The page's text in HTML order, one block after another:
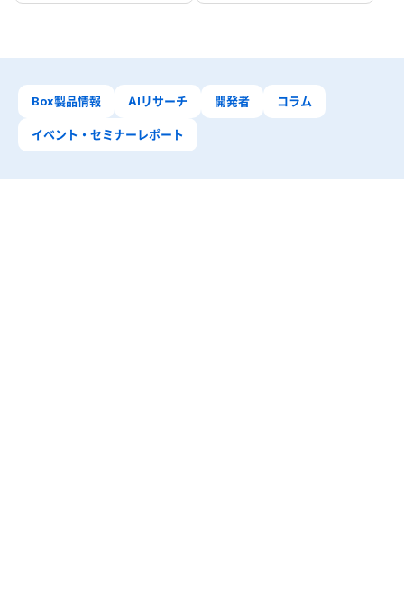
Box製品情報 AIリサーチ 開発者 コラム
イベント・セミナーレポート